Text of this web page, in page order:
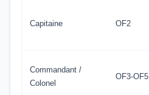
Capitaine OF2
Commandant /
Colonel
OF3-OF5